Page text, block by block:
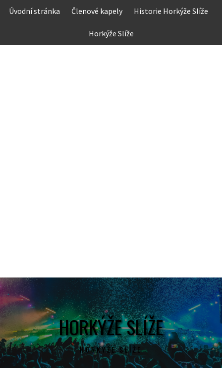
Skip
Úvodní stránka Členové kapely Historie Horkýže Slíže
Horkýže Slíže
HORKÝŽE SLÍŽE
HORKÝŽE SLÍŽE